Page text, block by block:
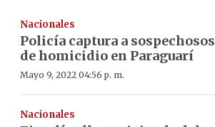
Nacionales
Policía captura a sospechosos
de homicidio en Paraguarí
Mayo 9, 2022 04:56 p. m.
Nacionales